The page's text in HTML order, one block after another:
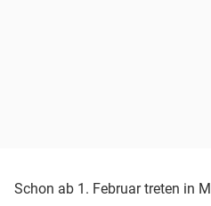
Schon ab 1. Februar treten in